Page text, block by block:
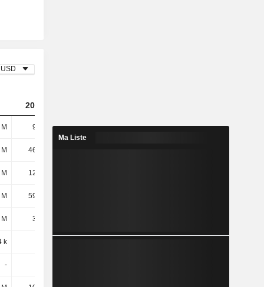
USD
2023
95,7 M 5,89 M 74,82 M
46,97 M
12,88 M
59,84 M
3,51 M
k
-
Ma Liste